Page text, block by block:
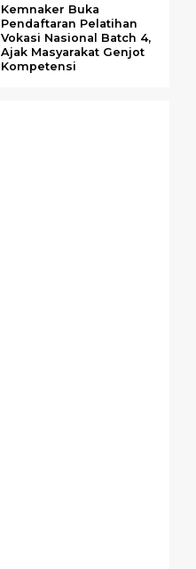
Kemnaker Buka
Pendaftaran Pelatihan
Vokasi Nasional Batch 4,
Ajak Masyarakat Genjot
Kompetensi